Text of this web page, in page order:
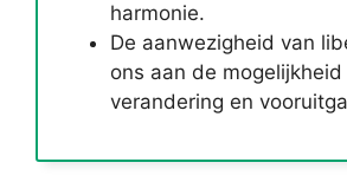
harmonie.
De aanwezigheid van
ons aan de mogelijkheid
verandering en